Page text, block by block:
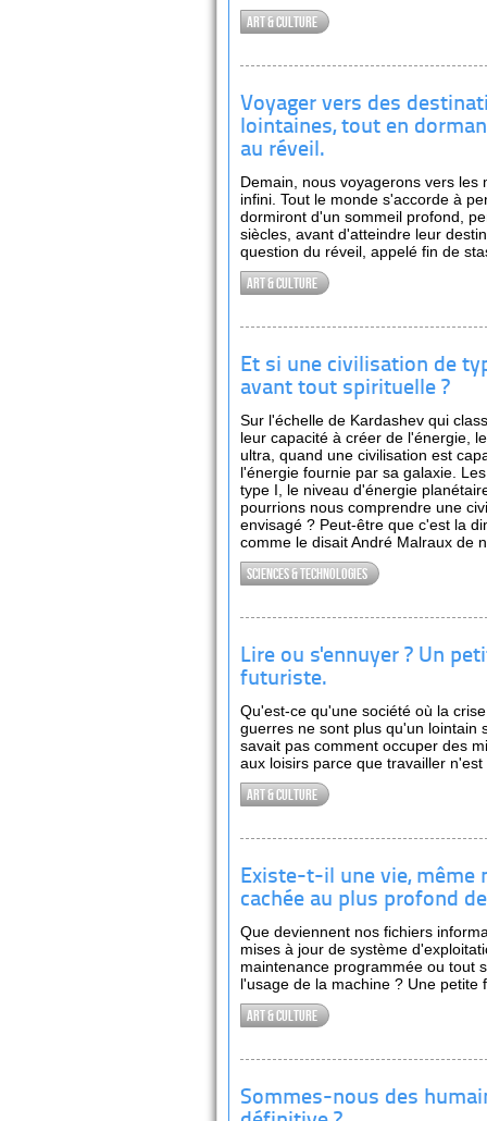
Art & culture
Voyager vers des
lointaines, tout en
au réveil.
Demain, nous voyagerons vers les
infini. Tout le monde s'accorde à
dormiront d'un sommeil profond,
siècles, avant d'atteindre leur
question du réveil, appelé fin de
Art & culture
Et si une civilisation de
avant tout spirituelle ?
Sur l'échelle de Kardashev qui
leur capacité à créer de l'énergie,
ultra, quand une civilisation est
l'énergie fournie par sa galaxie.
type I, le niveau d'énergie
pourrions nous comprendre une
envisagé ? Peut-être que c'est la
comme le disait André Malraux de
Sciences & technologies
Lire ou s'ennuyer ? Un
futuriste.
Qu'est-ce qu'une société où la
guerres ne sont plus qu'un lointain
savait pas comment occuper des
aux loisirs parce que travailler
Art & culture
Existe-t-il une vie, même
cachée au plus profond
Que deviennent nos fichiers
mises à jour de système
maintenance programmée ou tout
l'usage de la machine ? Une
Art & culture
Sommes-nous des